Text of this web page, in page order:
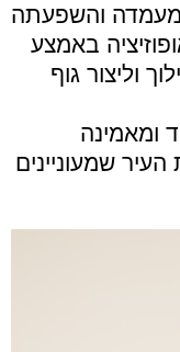
והשפעתה
באמצע
וליצור גוף
ומאמינה
שמעוניינים